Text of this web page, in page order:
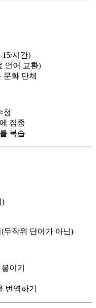
15/시간)
언어 교환)
화 단체
정
집중
복습
)
무작위 단어가 아닌)
이기
번역하기